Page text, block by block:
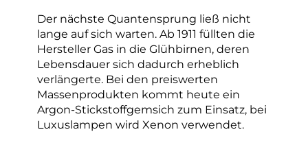
Der nächste Quantensprung ließ nicht
lange auf sich warten. Ab 1911 füllten die
Hersteller Gas in die Glühbirnen, deren
Lebensdauer sich dadurch erheblich
verlängerte. Bei den preiswerten
Massenprodukten kommt heute ein
Argon-Stickstoffgemsich zum Einsatz, bei
Luxuslampen wird Xenon verwendet.